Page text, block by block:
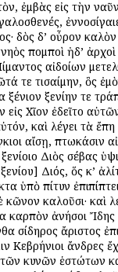
ἐμβὰς εἰς τὴν
δὸς δ’ οὖρον
πομποὶ ἠδ’ ἀρχοὶ
αἰδοίων
τε τισαίμην, ὃς
ξενίην τε
εἰς Χῖον ἐδεῖτο
καὶ λέγει τὰ ἔπη
αἴσῃ, πτωκάσιν
Διὸς σέβας
Διός, ὅς κ’
ὑπὸ πίτυν
κῶνον καλοῦσι· καὶ
καρπὸν ἀνήσοι
σίδηρος ἄριστος
Κεβρήνιοι ἄνδρες
κυνῶν ἑστώτων